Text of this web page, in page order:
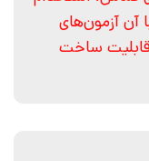
آن آزمون‌های
قابلیت ساخت